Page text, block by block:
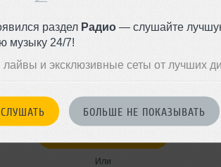
раздел Радио — слушайте
музыку 24/7!
лайвы и эксклюзивные сеты от лучших
СЛУШАТЬ БОЛЬШЕ НЕ ПОКАЗЫВАТЬ
Нет записей в блоге
Или